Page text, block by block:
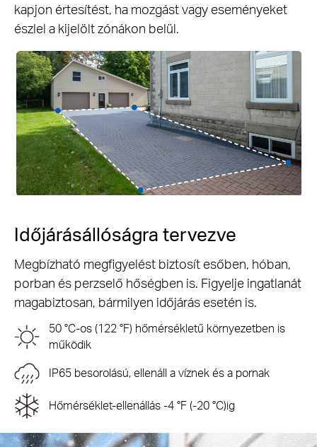
kapjon értesítést, ha mozgást vagy eseményeket
észlel a kijelölt zónákon belül.
Időjárásállóságra tervezve
Megbízható megfigyelést biztosít esőben, hóban,
porban és perzselő hőségben is. Figyelje ingatlanát
magabiztosan, bármilyen időjárás esetén is.
50 °C-os (122 °F) hőmérsékletű környezetben is
működik
IP65 besorolású, ellenáll a víznek és a pornak
Hőmérséklet-ellenállás -4 °F (-20 °C)ig